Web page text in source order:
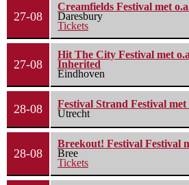
27-08
Creamfields Festival met
Daresbury
Tickets
27-08
Hit The City Festival met
Inherited
Eindhoven
28-08
Festival Strand Festival
Utrecht
28-08
Breekout! Festival Festival
Bree
Tickets